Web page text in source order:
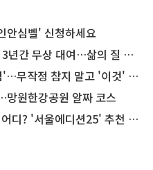
안심벨' 신청하세요
무상 대여…삶의 질 높인다
정 참지 말고 '이것' 해보세요!
원한강공원 알짜 코스
? '서울에디션25' 추천 코스